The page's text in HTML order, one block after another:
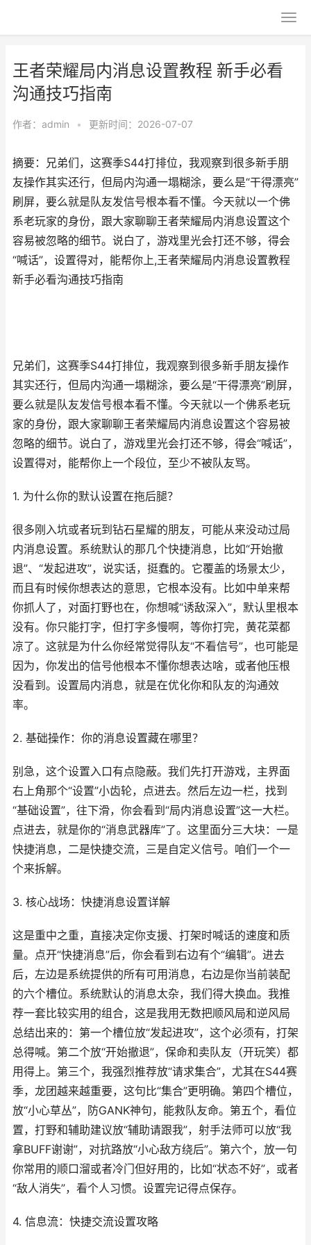
王者荣耀局内消息设置教程 新手必看
沟通技巧指南
作者： admin • 更新时间：2026-07-07
摘要：兄弟们，这赛季S44打排位，我观察到很多新手朋
友操作其实还行，但局内沟通一塌糊涂，要么是“干得漂亮”
刷屏，要么就是队友发信号根本看不懂。今天就以一个佛
系老玩家的身份，跟大家聊聊王者荣耀局内消息设置这个
容易被忽略的细节。说白了，游戏里光会打还不够，得会
“喊话”，设置得对，能帮你上,王者荣耀局内消息设置教程
新手必看沟通技巧指南
兄弟们，这赛季S44打排位，我观察到很多新手朋友操作
其实还行，但局内沟通一塌糊涂，要么是“干得漂亮”刷屏，
要么就是队友发信号根本看不懂。今天就以一个佛系老玩
家的身份，跟大家聊聊王者荣耀局内消息设置这个容易被
忽略的细节。说白了，游戏里光会打还不够，得会“喊话”，
设置得对，能帮你上一个段位，至少不被队友骂。
1. 为什么你的默认设置在拖后腿？
很多刚入坑或者玩到钻石星耀的朋友，可能从来没动过局
内消息设置。系统默认的那几个快捷消息，比如“开始撤
退”、“发起进攻”，说实话，挺蠢的。它覆盖的场景太少，
而且有时候你想表达的意思，它根本没有。比如中单来帮
你抓人了，对面打野也在，你想喊“诱敌深入”，默认里根本
没有。你只能打字，但打字多慢啊，等你打完，黄花菜都
凉了。这就是为什么你经常觉得队友“不看信号”，也可能是
因为，你发出的信号他根本不懂你想表达啥，或者他压根
没看到。设置局内消息，就是在优化你和队友的沟通效
率。
2. 基础操作：你的消息设置藏在哪里？
别急，这个设置入口有点隐蔽。我们先打开游戏，主界面
右上角那个“设置”小齿轮，点进去。然后左边一栏，找到
“基础设置”，往下滑，你会看到“局内消息设置”这一大栏。
点进去，就是你的“消息武器库”了。这里面分三大块：一是
快捷消息，二是快捷交流，三是自定义信号。咱们一个一
个来拆解。
3. 核心战场：快捷消息设置详解
这是重中之重，直接决定你支援、打架时喊话的速度和质
量。点开“快捷消息”后，你会看到右边有个“编辑”。进去
后，左边是系统提供的所有可用消息，右边是你当前装配
的六个槽位。系统默认的消息太杂，我们得大换血。我推
荐一套比较实用的组合，这是我用无数把顺风局和逆风局
总结出来的：第一个槽位放“发起进攻”，这个必须有，打架
总得喊。第二个放“开始撤退”，保命和卖队友（开玩笑）都
用得上。第三个，我强烈推荐放“请求集合”，尤其在S44赛
季，龙团越来越重要，这句比“集合”更明确。第四个槽位，
放“小心草丛”，防GANK神句，能救队友命。第五个，看位
置，打野和辅助建议放“辅助请跟我”，射手法师可以放“我
拿BUFF谢谢”，对抗路放“小心敌方绕后”。第六个，放一句
你常用的顺口溜或者冷门但好用的，比如“状态不好”，或者
“敌人消失”，看个人习惯。设置完记得点保存。
4. 信息流：快捷交流设置攻略